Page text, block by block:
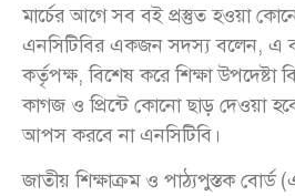
মার্চের আগে সব বই প্রস্তুত হওয়া
এনসিটিবির একজন সদস্য বলেন, এ
কর্তৃপক্ষ, বিশেষ করে শিক্ষা উপদেষ্টা
কাগজ ও প্রিন্টে কোনো ছাড় দেওয়া
আপস করবে না এনসিটিবি।
জাতীয় শিক্ষাক্রম ও পাঠ্যপুস্তক বোর্ড